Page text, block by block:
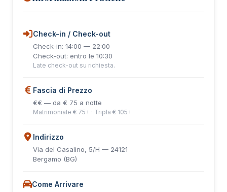
Check-in / Check-out
Check-in: 14:00 — 22:00
Check-out: entro le 10:30
Late check-out su richiesta.
Fascia di Prezzo
€€ — da € 75 a notte
Matrimoniale € 75+ · Tripla € 105+
Indirizzo
Via del Casalino, 5/H — 24121
Bergamo (BG)
Come Arrivare